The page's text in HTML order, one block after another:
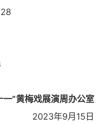
”黄梅戏展演周办公室
2023年9月15日